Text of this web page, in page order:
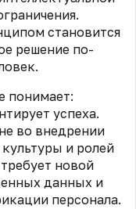
становится
решение по-
понимает:
успеха.
во внедрении
и ролей
новой
данных и
персонала.